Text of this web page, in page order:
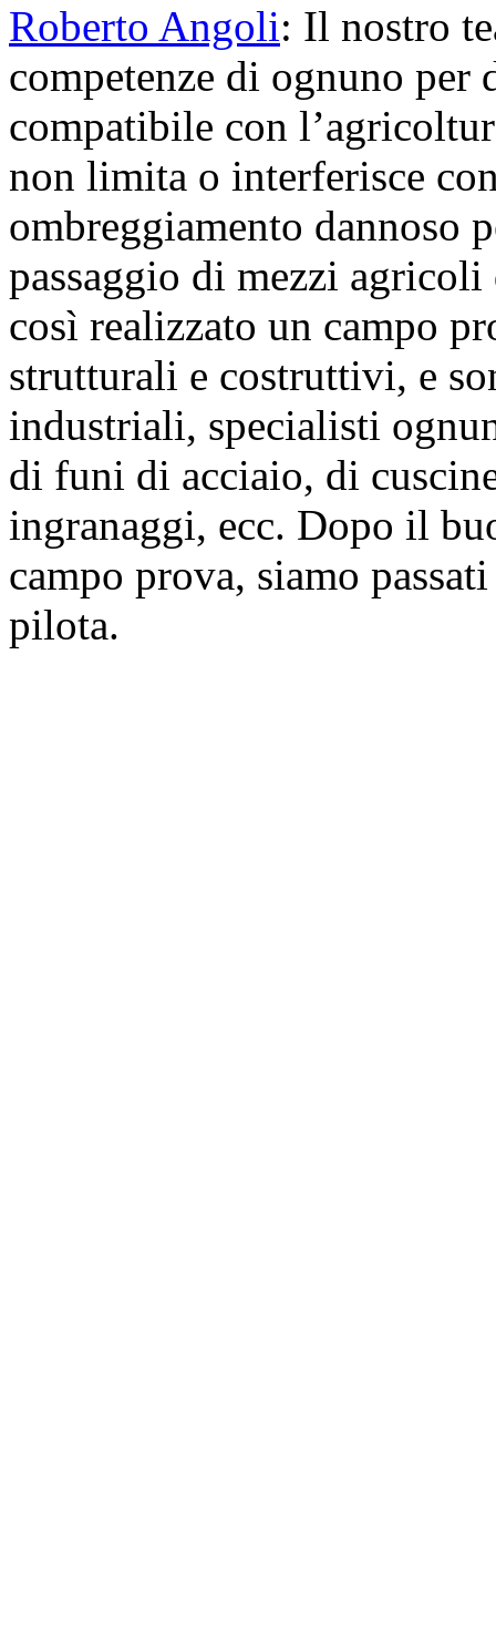
Roberto Angoli: Il nostro
competenze di ognuno per
compatibile con
non limita o interferisce
ombreggiamento dannoso
passaggio di mezzi
così realizzato un campo
strutturali e costruttivi, e
industriali, specialisti
di funi di acciaio, di
ingranaggi, ecc. Dopo il
campo prova, siamo
pilota.